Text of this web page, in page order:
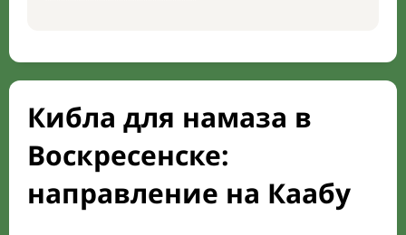
Кибла для намаза в
Воскресенске:
направление на Каабу